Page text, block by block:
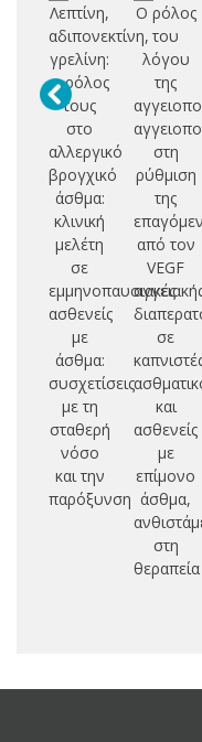
Λεπτίνη,
αδιπονεκτίνη,
γρελίνη:
ο ρόλος
τους
στο
αλλεργικό
βρογχικό
άσθμα:
κλινική
μελέτη
σε
εμμηνοπαυσιακές
ασθενείς
με
άσθμα:
συσχετίσεις
με τη
σταθερή
νόσο
και την
παρόξυνση
Ο ρόλος
του
λόγου
της
στη
ρύθμιση
της
από τον
VEGF
σε
και
ασθενείς
με
επίμονο
άσθμα,
στη
θεραπεία